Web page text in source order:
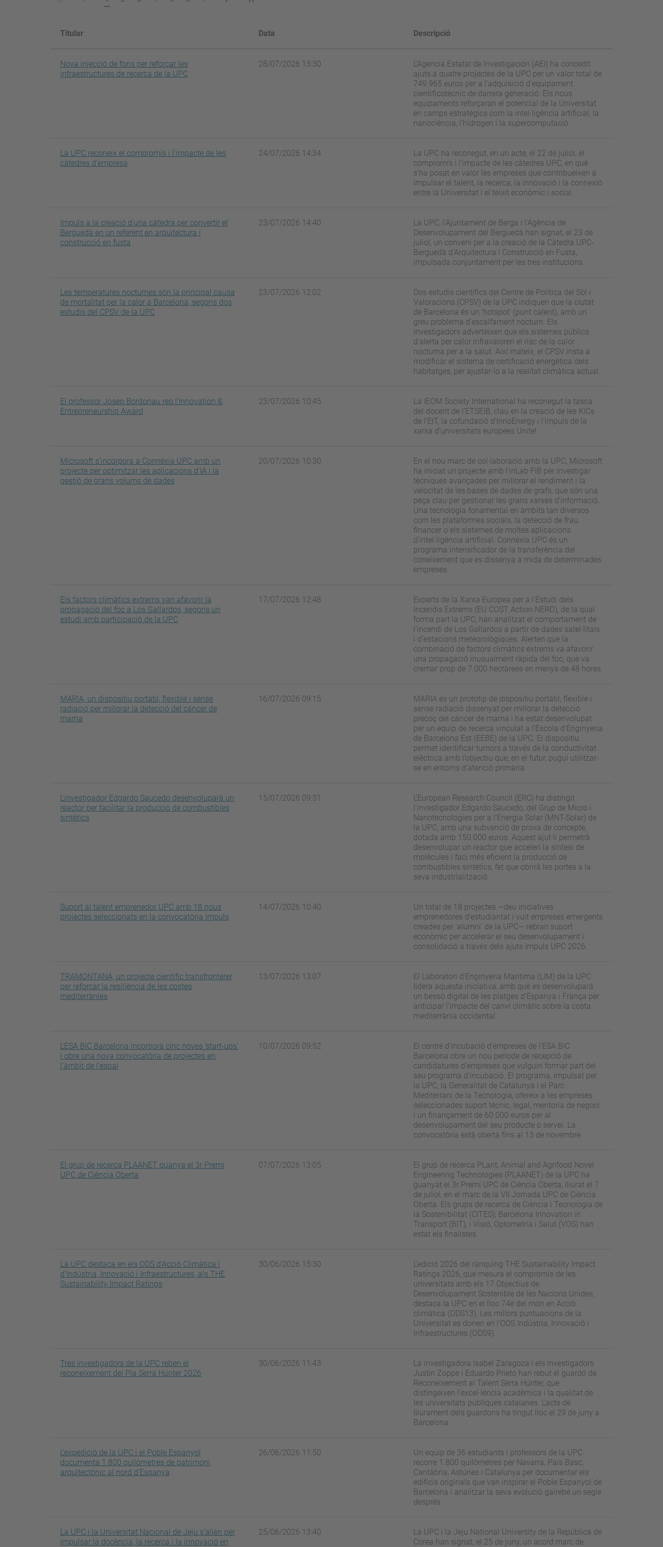
anterioractual
Titular Data Descripció
Nova injecció de fons per reforçar les
infraestructures de recerca de la UPC
28/07/2026 13:30
L'Agencia Estatal de Investigación (AEI) ha concedit
ajuts a quatre projectes de la UPC per un valor total de
749.965 euros per a l'adquisició d'equipament
cientificotècnic de darrera generació. Els nous
equipaments reforçaran el potencial de la Universitat
en camps estratègics com la intel·ligència artificial, la
nanociència, l’hidrogen i la supercomputació.
La UPC reconeix el compromís i l’impacte de les
càtedres d’empresa
24/07/2026 14:34
La UPC ha reconegut, en un acte, el 22 de juliol, el
compromís i l’impacte de les càtedres UPC, en què
s’ha posat en valor les empreses que contribueixen a
impulsar el talent, la recerca, la innovació i la connexió
entre la Universitat i el teixit econòmic i social.
Impuls a la creació d'una càtedra per convertir el
Berguedà en un referent en arquitectura i
construcció en fusta
23/07/2026 14:40
La UPC, l'Ajuntament de Berga i l'Agència de
Desenvolupament del Berguedà han signat, el 23 de
juliol, un conveni per a la creació de la Càtedra UPC-
Berguedà d'Arquitectura i Construcció en Fusta,
impulsada conjuntament per les tres institucions.
Les temperatures nocturnes són la principal causa
de mortalitat per la calor a Barcelona, segons dos
estudis del CPSV de la UPC
23/07/2026 12:02
Dos estudis científics del Centre de Política del Sòl i
Valoracions (CPSV) de la UPC indiquen que la ciutat
de Barcelona és un 'hotspot' (punt calent), amb un
greu problema d'escalfament nocturn. Els
investigadors adverteixen que els sistemes públics
d'alerta per calor infravaloren el risc de la calor
nocturna per a la salut. Així mateix, el CPSV insta a
modificar el sistema de certificació energètica dels
habitatges, per ajustar-lo a la realitat climàtica actual.
El professor Josep Bordonau rep l'Innovation &
Entrepreneurship Award
23/07/2026 10:45
La IEOM Society International ha reconegut la tasca
del docent de l'ETSEIB, clau en la creació de les KICs
de l'EIT, la cofundació d'InnoEnergy i l'impuls de la
xarxa d'universitats europees Unite!
Microsoft s’incorpora a Connèxia UPC amb un
projecte per optimitzar les aplicacions d'IA i la
gestió de grans volums de dades
20/07/2026 10:30
En el nou marc de col·laboració amb la UPC, Microsoft
ha iniciat un projecte amb l’inLab FIB per investigar
tècniques avançades per millorar el rendiment i la
velocitat de les bases de dades de grafs, que són una
peça clau per gestionar les grans xarxes d’informació.
Una tecnologia fonamental en àmbits tan diversos
com les plataformes socials, la detecció de frau
financer o els sistemes de moltes aplicacions
d’intel·ligència artificial. Connèxia UPC és un
programa intensificador de la transferència del
coneixement que es dissenya a mida de determinades
empreses.
Els factors climàtics extrems van afavorir la
propagació del foc a Los Gallardos, segons un
estudi amb participació de la UPC
17/07/2026 12:48
Experts de la Xarxa Europea per a l'Estudi dels
Incendis Extrems (EU COST Action NERO), de la qual
forma part la UPC, han analitzat el comportament de
l’incendi de Los Gallardos a partir de dades satel·litals
i d’estacions meteorològiques. Alerten que la
combinació de factors climàtics extrems va afavorir
una propagació inusualment ràpida del foc, que va
cremar prop de 7.000 hectàrees en menys de 48 hores.
MARIA, un dispositiu portàtil, flexible i sense
radiació per millorar la detecció del càncer de
mama
16/07/2026 09:15
MARIA és un prototip de dispositiu portàtil, flexible i
sense radiació dissenyat per millorar la detecció
precoç del càncer de mama i ha estat desenvolupat
per un equip de recerca vinculat a l'Escola d'Enginyeria
de Barcelona Est (EEBE) de la UPC. El dispositiu
permet identificar tumors a través de la conductivitat
elèctrica amb l’objectiu que, en el futur, pugui utilitzar-
se en entorns d’atenció primària.
L'investigador Edgardo Saucedo desenvoluparà un
reactor per facilitar la producció de combustibles
sintètics
15/07/2026 09:31
L’European Research Council (ERC) ha distingit
l’investigador Edgardo Saucedo, del Grup de Micro i
Nanotecnologies per a l’Energia Solar (MNT-Solar) de
la UPC, amb una subvenció de prova de concepte,
dotada amb 150.000 euros. Aquest ajut li permetrà
desenvolupar un reactor que acceleri la síntesi de
molècules i faci més eficient la producció de
combustibles sintètics, fet que obrirà les portes a la
seva industrialització.
Suport al talent emprenedor UPC amb 18 nous
projectes seleccionats en la convocatòria Impuls
14/07/2026 10:40
Un total de 18 projectes —deu iniciatives
emprenedores d’estudiantat i vuit empreses emergents
creades per 'alumni' de la UPC— rebran suport
econòmic per accelerar el seu desenvolupament i
consolidació a través dels ajuts Impuls UPC 2026.
TRAMONTANA, un projecte científic transfronterer
per reforçar la resiliència de les costes
mediterrànies
13/07/2026 13:07
El Laboratori d'Enginyeria Marítima (LIM) de la UPC
lidera aquesta iniciativa, amb què es desenvoluparà
un bessó digital de les platges d'Espanya i França per
anticipar l’impacte del canvi climàtic sobre la costa
mediterrània occidental.
L'ESA BIC Barcelona incorpora cinc noves 'start-ups'
i obre una nova convocatòria de projectes en
l’àmbit de l’espai
10/07/2026 09:52
El centre d’incubació d’empreses de l'ESA BIC
Barcelona obre un nou període de recepció de
candidatures d’empreses que vulguin formar part del
seu programa d’incubació. El programa, impulsat per
la UPC, la Generalitat de Catalunya i el Parc
Mediterrani de la Tecnologia, ofereix a les empreses
seleccionades suport tècnic, legal, mentoria de negoci
i un finançament de 60.000 euros per al
desenvolupament del seu producte o servei. La
convocatòria està oberta fins al 13 de novembre.
El grup de recerca PLAANET guanya el 3r Premi
UPC de Ciència Oberta
07/07/2026 13:05
El grup de recerca PLant, Animal and Agrifood Novel
Engineering Technologies (PLAANET) de la UPC ha
guanyat el 3r Premi UPC de Ciència Oberta, lliurat el 7
de juliol, en el marc de la VII Jornada UPC de Ciència
Oberta. Els grups de recerca de Ciència i Tecnologia de
la Sostenibilitat (CITES); Barcelona Innovation in
Transport (BIT), i Visió, Optometria i Salut (VOS) han
estat els finalistes.
La UPC destaca en els ODS d'Acció Climàtica i
d'Indústria, Innovació i Infraestructures, als THE
Sustainability Impact Ratings
30/06/2026 15:30
L'edició 2026 del rànquing THE Sustainability Impact
Ratings 2026, que mesura el compromís de les
universitats amb els 17 Objectius de
Desenvolupament Sostenible de les Nacions Unides,
destaca la UPC en el lloc 74è del món en Acció
climàtica (ODS13). Les millors puntuacions de la
Universitat es donen en l'ODS Indústria, Innovació i
Infraestructures (ODS9).
Tres investigadors de la UPC reben el
reconeixement del Pla Serra Húnter 2026
30/06/2026 11:43
La investigadora Isabel Zaragoza i els investigadors
Justin Zoppe i Eduardo Prieto han rebut el guardó de
Reconeixement al Talent Serra Húnter, que
distingeixen l’excel·lència acadèmica i la qualitat de
les universitats públiques catalanes. L’acte de
lliurament dels guardons ha tingut lloc el 29 de juny a
Barcelona.
L'expedició de la UPC i el Poble Espanyol
documenta 1.800 quilòmetres de patrimoni
arquitectònic al nord d'Espanya
26/06/2026 11:50
Un equip de 36 estudiants i professors de la UPC
recorre 1.800 quilòmetres per Navarra, País Basc,
Cantàbria, Astúries i Catalunya per documentar els
edificis originals que van inspirar el Poble Espanyol de
Barcelona i analitzar la seva evolució gairebé un segle
després.
La UPC i la Universitat Nacional de Jeju s’alien per
impulsar la docència, la recerca i la innovació en
25/06/2026 13:40
La UPC i la Jeju National University de la República de
Corea han signat, el 25 de juny, un acord marc de